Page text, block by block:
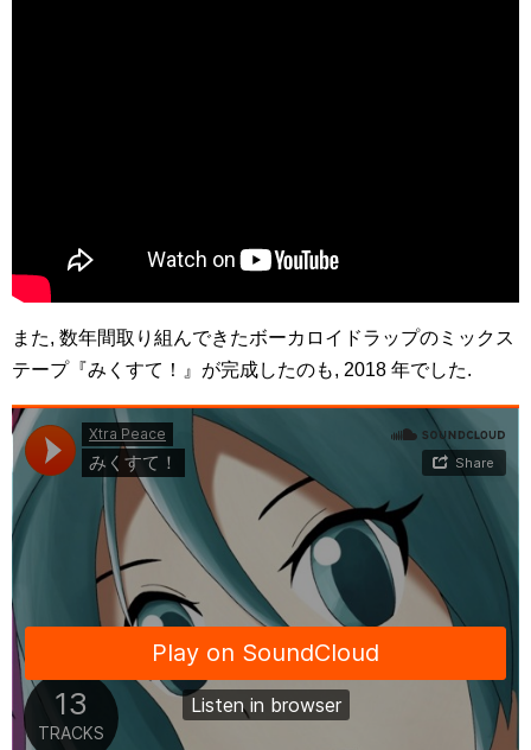
また, 数年間取り組んできたボーカロイドラップのミックス
テープ『みくすて！』が完成したのも, 2018 年でした.